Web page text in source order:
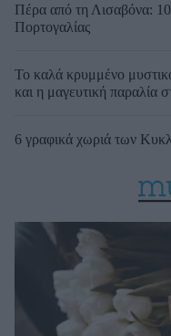
Πέρα από τη Λισαβόνα: 10
Πορτογαλίας
Το καλά κρυμμένο
και η μαγευτική παραλία
6 γραφικά χωριά των